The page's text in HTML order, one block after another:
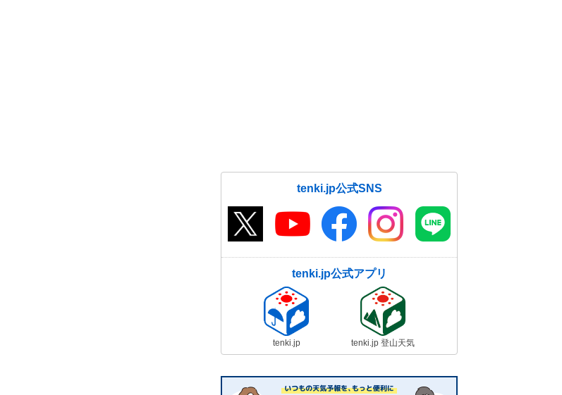
tenki.jp公式SNS
tenki.jp公式アプリ
tenki.jp tenki.jp 登山天気